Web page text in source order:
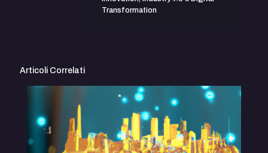
Transformation
Articoli Correlati